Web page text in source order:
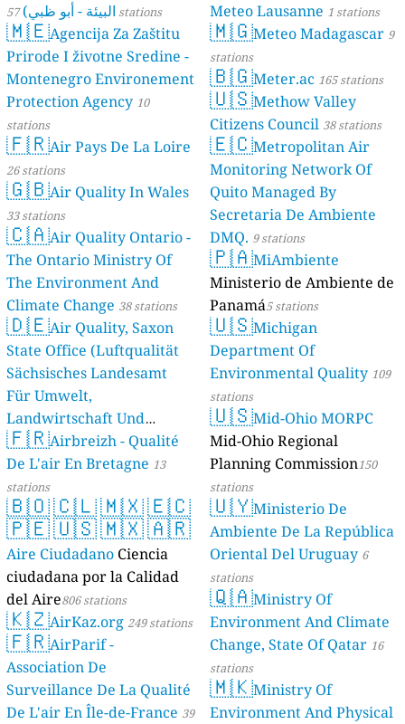
البيئة - أبو ظبي) 57 stations
🇲🇪Agencija Za Zaštitu
Prirode I životne Sredine -
Montenegro Environement
Protection Agency 10
stations
🇫🇷Air Pays De La Loire
26 stations
🇬🇧Air Quality In Wales
33 stations
🇨🇦Air Quality Ontario -
The Ontario Ministry Of
The Environment And
Climate Change 38 stations
🇩🇪Air Quality, Saxon
State Office (Luftqualität
Sächsisches Landesamt
Für Umwelt,
Landwirtschaft Und
Geologie) 50 stations
🇫🇷Airbreizh - Qualité
De L'air En Bretagne 13
stations
🇧🇴🇨🇱🇲🇽🇪🇨
🇵🇪🇺🇸🇲🇽🇦🇷
Aire Ciudadano Ciencia
ciudadana por la Calidad
del Aire806 stations
🇰🇿AirKaz.org 249 stations
🇫🇷AirParif -
Association De
Surveillance De La Qualité
De L'air En Île-de-France 39
Meteo Lausanne 1 stations
🇲🇬Meteo Madagascar 9
stations
🇧🇬Meter.ac 165 stations
🇺🇸Methow Valley
Citizens Council 38 stations
🇪🇨Metropolitan Air
Monitoring Network Of
Quito Managed By
Secretaria De Ambiente
DMQ. 9 stations
🇵🇦MiAmbiente
Ministerio de Ambiente de
Panamá5 stations
🇺🇸Michigan
Department Of
Environmental Quality 109
stations
🇺🇸Mid-Ohio MORPC
Mid-Ohio Regional
Planning Commission150
stations
🇺🇾Ministerio De
Ambiente De La República
Oriental Del Uruguay 6
stations
🇶🇦Ministry Of
Environment And Climate
Change, State Of Qatar 16
stations
🇲🇰Ministry Of
Environment And Physical